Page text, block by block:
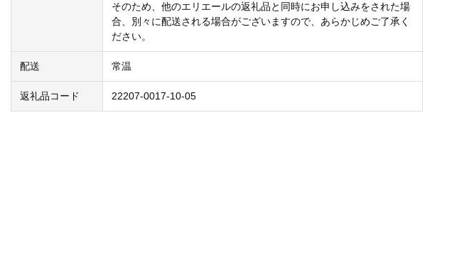
そのため、他のエリエールの返礼品と同時にお申し込みをされた場
合、別々に配送される場合がございますので、あらかじめご了承く
ださい。
配送 常温
返礼品コード 22207-0017-10-05